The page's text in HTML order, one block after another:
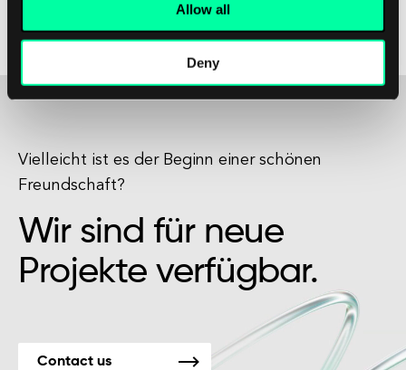
Allow all
Deny
Netzwerk reibungslos und sicher funktioniert.
Vielleicht ist es der Beginn einer schönen
Freundschaft?
Wir sind für neue
Projekte verfügbar.
Contact us